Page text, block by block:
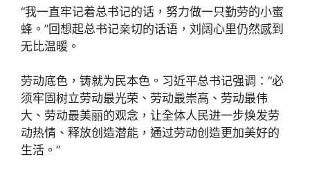
“我一直牢记着总书记的话，努力做一只勤劳的小蜜
蜂。”回想起总书记亲切的话语，刘阔心里仍然感到
无比温暖。
劳动底色，铸就为民本色。习近平总书记强调：“必
须牢固树立劳动最光荣、劳动最崇高、劳动最伟
大、劳动最美丽的观念，让全体人民进一步焕发劳
动热情、释放创造潜能，通过劳动创造更加美好的
生活。”